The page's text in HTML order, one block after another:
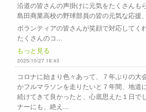
沿道の皆さんの声掛けに元気をたくさんも
島田商業高校の野球部員の皆の元気な応援
ボランティアの皆さんが笑顔で対応してく
たくさんのコ...
もっと見る
2025/10/27 18:43
コロナに始まり色々あって、７年ぶりの大
かフルマラソンを走りたいと７年間、地道
続けてきて良かったと、心底思えた１日で
ナーにも、絶え...